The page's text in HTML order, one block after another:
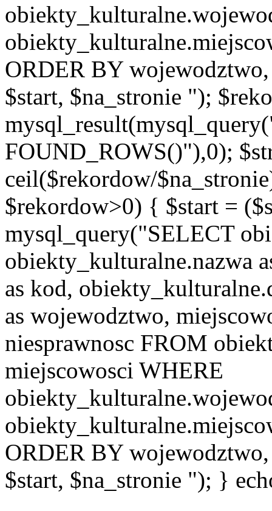
ORDER BY
$start, $na_stronie ");
FOUND_ROWS()"),0);
ceil($rekordow/
$rekordow>0) { $start =
mysql_query("SELECT
obiekty_kulturalne.nazwa
as kod,
as wojewodztwo,
niesprawnosc FROM
miejscowosci WHERE
ORDER BY
$start, $na_stronie "); }